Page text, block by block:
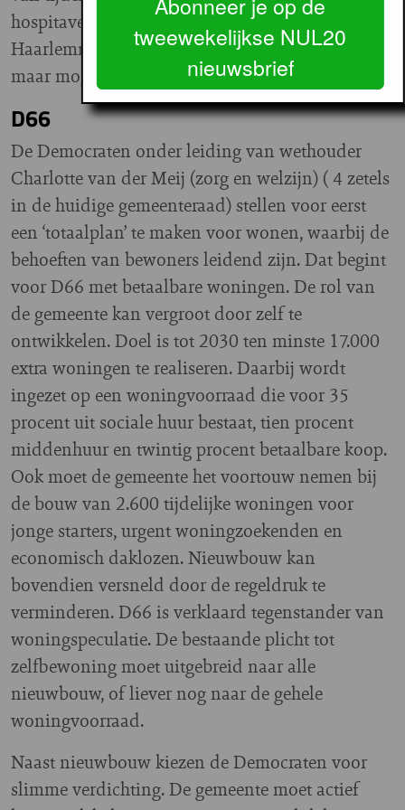
hospitaverhuur. Niet op de laatste plaats moeten
Haarlemmermeerse woningzoekenden zoveel als
maar mogelijk voorrang krijgen.
D66
De Democraten onder leiding van wethouder
Charlotte van der Meij (zorg en welzijn) ( 4 zetels
in de huidige gemeenteraad) stellen voor eerst
een ‘totaalplan’ te maken voor wonen, waarbij de
behoeften van bewoners leidend zijn. Dat begint
voor D66 met betaalbare woningen. De rol van
de gemeente kan vergroot door zelf te
ontwikkelen. Doel is tot 2030 ten minste 17.000
extra woningen te realiseren. Daarbij wordt
ingezet op een woningvoorraad die voor 35
procent uit sociale huur bestaat, tien procent
middenhuur en twintig procent betaalbare koop.
Ook moet de gemeente het voortouw nemen bij
de bouw van 2.600 tijdelijke woningen voor
jonge starters, urgent woningzoekenden en
economisch daklozen. Nieuwbouw kan
bovendien versneld door de regeldruk te
verminderen. D66 is verklaard tegenstander van
woningspeculatie. De bestaande plicht tot
zelfbewoning moet uitgebreid naar alle
nieuwbouw, of liever nog naar de gehele
woningvoorraad.
Naast nieuwbouw kiezen de Democraten voor
slimme verdichting. De gemeente moet actief
tweewekelijkse NUL20
nieuwsbrief